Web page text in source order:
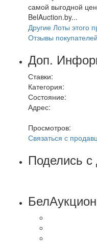
самой выгодной
BelAuction.by...
Другие Лоты этого
Отзывы покупателей
Доп.
Ставки:
Категория:
Состояние:
Адрес:
Просмотров:
Связаться с
Поделись